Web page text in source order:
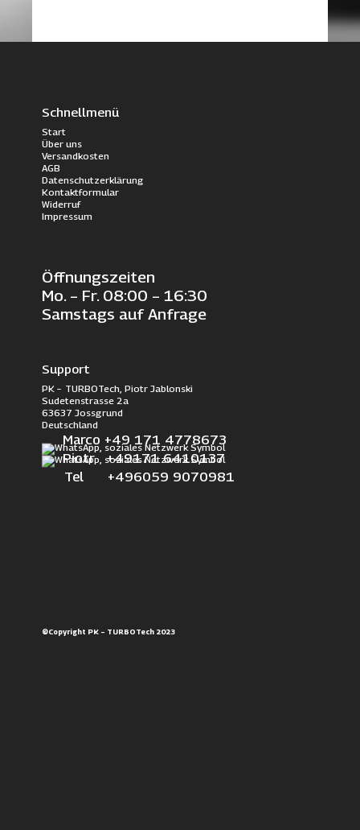
Schnellmenü
Start
Über uns
Versandkosten
AGB
Datenschutzerklärung
Kontaktformular
Widerruf
Impressum
Öffnungszeiten
Mo. – Fr. 08:00 – 16:30
Samstags auf Anfrage
Support
PK – TURBOTech, Piotr Jablonski
Sudetenstrasse 2a
63637 Jossgrund
Deutschland
Marco +49 171 4778673
Piotr +49171 6410137
Tel +496059 9070981
©Copyright PK – TURBOTech 2023